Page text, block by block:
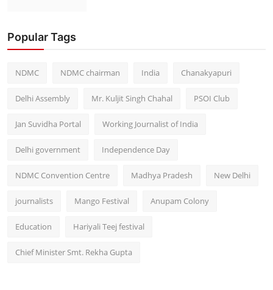
Popular Tags
NDMC NDMC chairman India Chanakyapuri
Delhi Assembly Mr. Kuljit Singh Chahal PSOI Club
Jan Suvidha Portal Working Journalist of India
Delhi government Independence Day
NDMC Convention Centre Madhya Pradesh New Delhi
journalists Mango Festival Anupam Colony
Education Hariyali Teej festival
Chief Minister Smt. Rekha Gupta